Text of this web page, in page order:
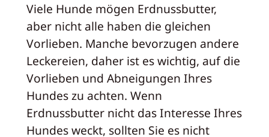
Viele Hunde mögen Erdnussbutter,
aber nicht alle haben die gleichen
Vorlieben. Manche bevorzugen andere
Leckereien, daher ist es wichtig, auf die
Vorlieben und Abneigungen Ihres
Hundes zu achten. Wenn
Erdnussbutter nicht das Interesse Ihres
Hundes weckt, sollten Sie es nicht